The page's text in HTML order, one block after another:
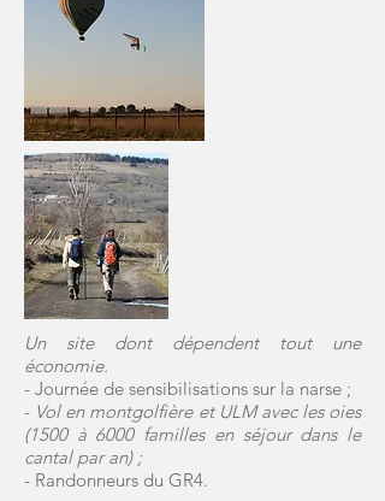
Un site dont dépendent tout une
économie.
- Journée de sensibilisations sur la narse ;
- Vol en montgolfière et ULM avec les oies
(1500 à 6000 familles en séjour dans le
cantal par an) ;
- Randonneurs du GR4.